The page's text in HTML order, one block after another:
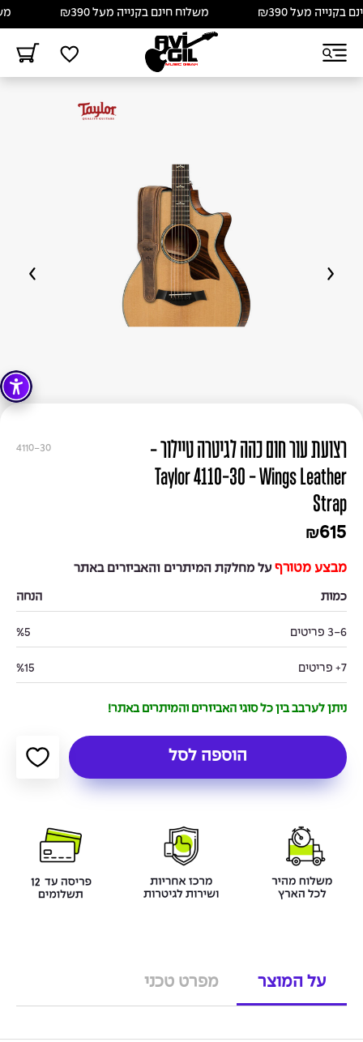
מעל ₪390 משלוח חינם בקנייה מעל ₪390
4110-30
רצועת עור חום כהה לגיטרה טיילור -
Taylor 4110-30 - Wings Leather
Strap
₪615
מבצע מטורף על מחלקת המיתרים והאביזרים באתר
כמות הנחה
3-6 פריטים %5
7+ פריטים %15
ניתן לערבב בין כל סוגי האביזרים והמיתרים באתר!
הוספה לסל
על המוצר מפרט טכני